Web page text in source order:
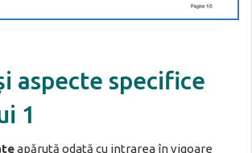
aspecte specifice
1
apărută odată cu intrarea în vigoare